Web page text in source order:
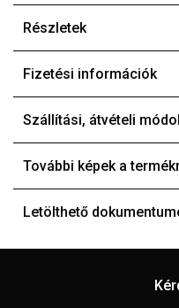
Részletek
Fizetési információk
Szállítási, átvételi
További képek a
Letölthető